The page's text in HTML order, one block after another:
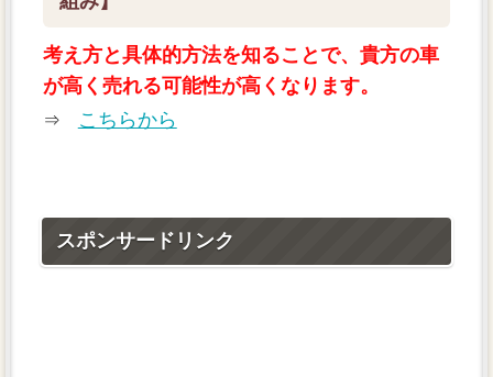
考え方と具体的方法を知ることで、貴方の車
が高く売れる可能性が高くなります。
⇒ こちらから
スポンサードリンク